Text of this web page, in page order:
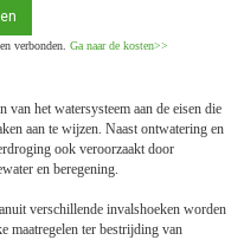
verbonden. Ga naar de kosten>>
het watersysteem aan de eisen die
aan te wijzen. Naast ontwatering en
ook veroorzaakt door
en beregening.
verschillende invalshoeken worden
maatregelen ter bestrijding van